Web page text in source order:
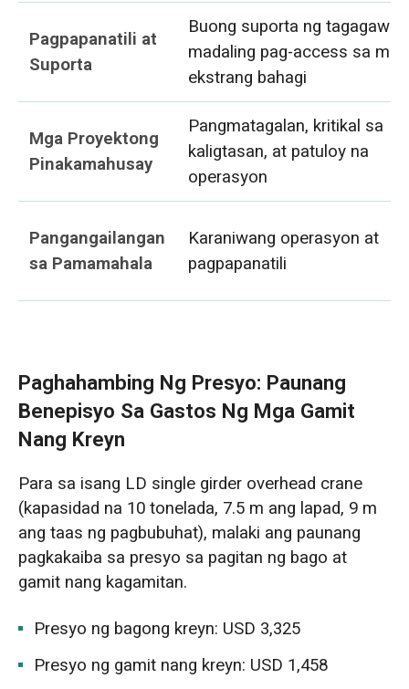
Pagpapanatili at
Suporta
Buong suporta ng tagagawa,
madaling pag-access sa mga
ekstrang bahagi
Mga Proyektong
Pinakamahusay
Pangmatagalan, kritikal sa
kaligtasan, at patuloy na
operasyon
Pangangailangan
sa Pamamahala
Karaniwang operasyon at
pagpapanatili
Paghahambing Ng Presyo: Paunang
Benepisyo Sa Gastos Ng Mga Gamit
Nang Kreyn
Para sa isang LD single girder overhead crane
(kapasidad na 10 tonelada, 7.5 m ang lapad, 9 m
ang taas ng pagbubuhat), malaki ang paunang
pagkakaiba sa presyo sa pagitan ng bago at
gamit nang kagamitan.
Presyo ng bagong kreyn: USD 3,325
Presyo ng gamit nang kreyn: USD 1,458